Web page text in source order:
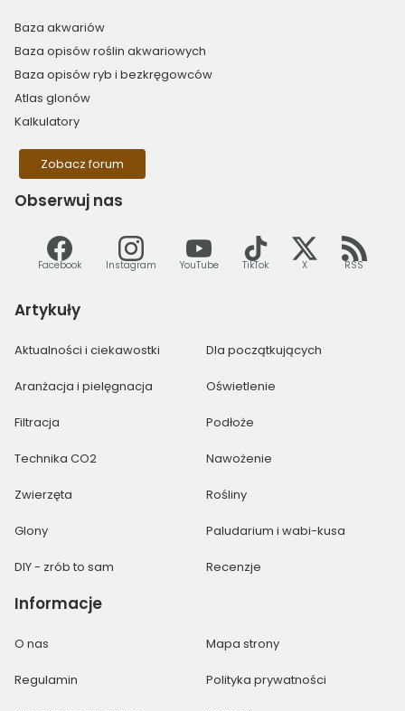
Baza akwariów
Baza opisów roślin akwariowych
Baza opisów ryb i bezkręgowców
Atlas glonów
Kalkulatory
Zobacz forum
Obserwuj nas
Facebook Instagram YouTube TikTok X RSS
Artykuły
Aktualności i ciekawostki Dla początkujących
Aranżacja i pielęgnacja Oświetlenie
Filtracja Podłoże
Technika CO2 Nawożenie
Zwierzęta Rośliny
Glony Paludarium i wabi-kusa
DIY - zrób to sam Recenzje
Informacje
O nas Mapa strony
Regulamin Polityka prywatności